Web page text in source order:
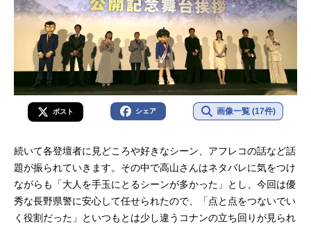
ポスト シェア 画像一覧 (17件)
続いて各登壇者に見どころや好きなシーン、アフレコの話など話
題が振られていきます。その中で高山さんはネタバレに気をつけ
ながらも「大人を手玉にとるシーンが多かった」とし、今回は優
秀な長野県警に安心して任せられたので、「点と点をつないでい
く役割だった」といつもとは少し違うコナンの立ち回りが見られ